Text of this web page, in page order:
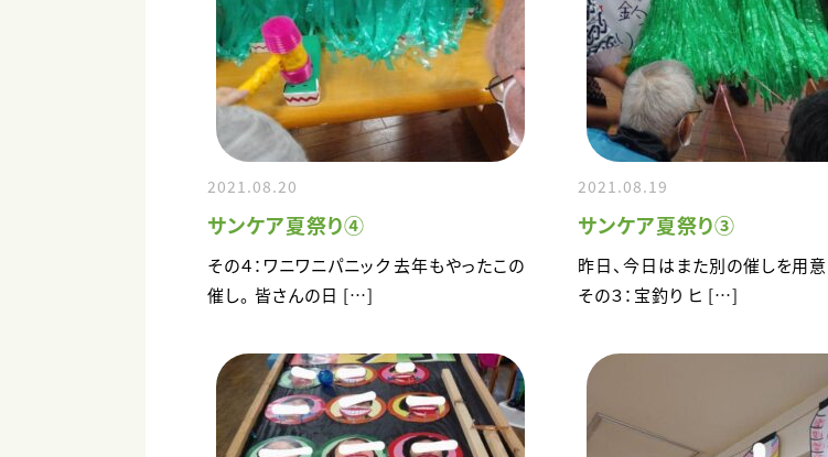
2021.08.20
サンケア夏祭り④
その４：ワニワニパニック 去年もやったこの
催し。 皆さんの日 […]
2021.08.19
サンケア夏祭り③
昨日、今日はまた別の催しを用意
その３：宝釣り ヒ […]